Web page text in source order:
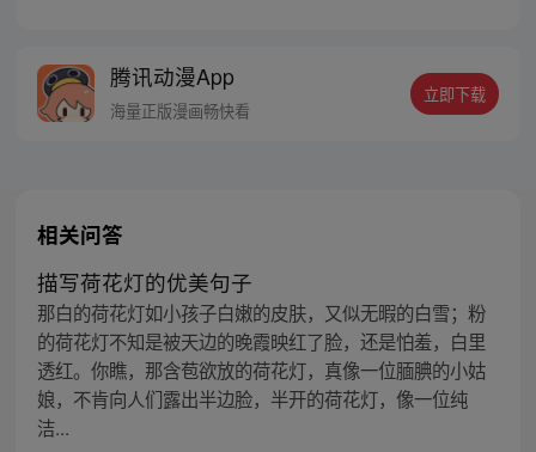
腾讯动漫App
海量正版漫画畅快看
立即下载
相关问答
描写荷花灯的优美句子
那白的荷花灯如小孩子白嫩的皮肤，又似无暇的白雪；粉
的荷花灯不知是被天边的晚霞映红了脸，还是怕羞，白里
透红。你瞧，那含苞欲放的荷花灯，真像一位腼腆的小姑
娘，不肯向人们露出半边脸，半开的荷花灯，像一位纯
洁...